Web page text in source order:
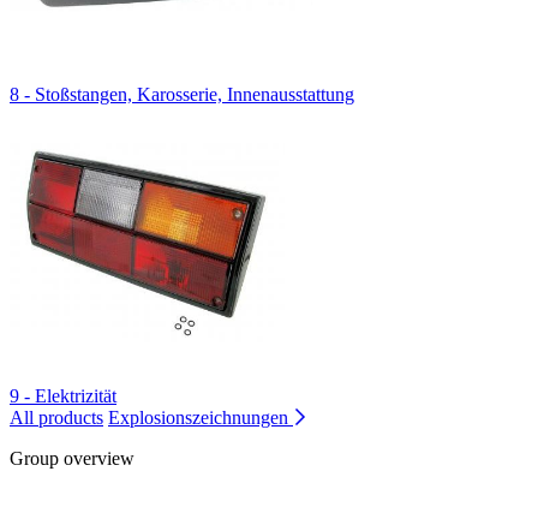
8 - Stoßstangen, Karosserie, Innenausstattung
9 - Elektrizität
All products Explosionszeichnungen
Group overview